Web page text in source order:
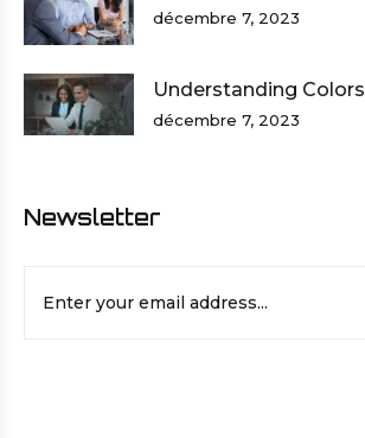
décembre 7, 2023
Understanding Colors
décembre 7, 2023
Newsletter